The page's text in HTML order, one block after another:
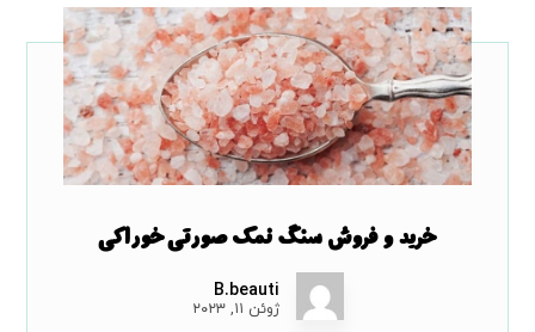
خرید و فروش سنگ نمک صورتی خوراکی
B.beauti
ژوئن ۱۱, ۲۰۲۳